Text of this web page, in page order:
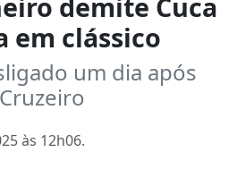
em clássico
um dia após
às 12h06.